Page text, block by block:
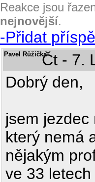
Reakce jsou
nejnovější.
-Přidat
Pavel RůžičkaČt - 7.
Dobrý den,
jsem jezdec
který nemá
nějakým
ve 33